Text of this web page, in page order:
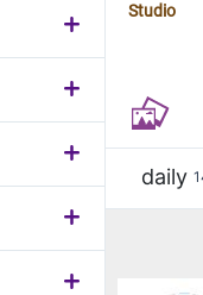
Studio
daily